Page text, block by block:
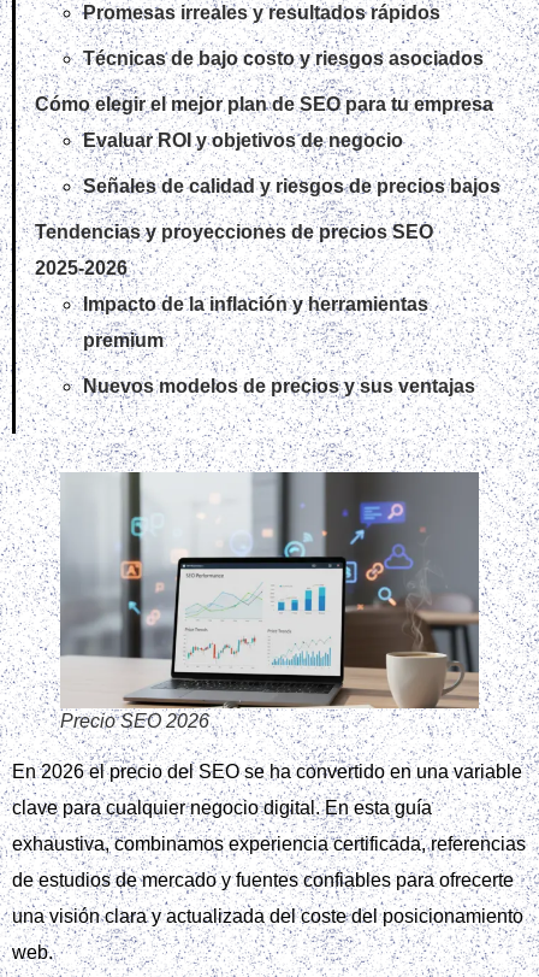
Promesas irreales y resultados rápidos
Técnicas de bajo costo y riesgos asociados
Cómo elegir el mejor plan de SEO para tu empresa
Evaluar ROI y objetivos de negocio
Señales de calidad y riesgos de precios bajos
Tendencias y proyecciones de precios SEO
2025‑2026
Impacto de la inflación y herramientas
premium
Nuevos modelos de precios y sus ventajas
Precio SEO 2026
En 2026 el precio del SEO se ha convertido en una variable
clave para cualquier negocio digital. En esta guía
exhaustiva, combinamos experiencia certificada, referencias
de estudios de mercado y fuentes confiables para ofrecerte
una visión clara y actualizada del coste del posicionamiento
web.